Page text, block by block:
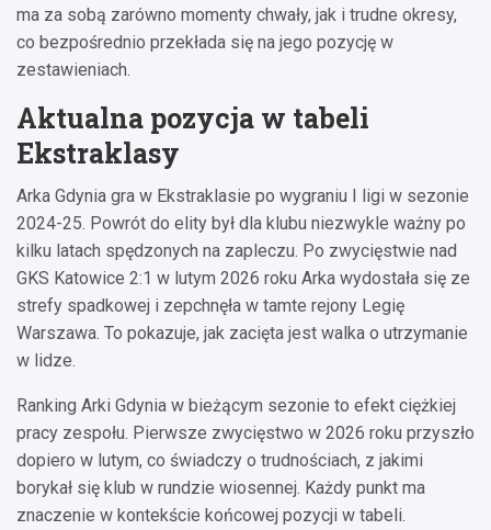
ma za sobą zarówno momenty chwały, jak i trudne okresy,
co bezpośrednio przekłada się na jego pozycję w
zestawieniach.
Aktualna pozycja w tabeli
Ekstraklasy
Arka Gdynia gra w Ekstraklasie po wygraniu I ligi w sezonie
2024-25. Powrót do elity był dla klubu niezwykle ważny po
kilku latach spędzonych na zapleczu. Po zwycięstwie nad
GKS Katowice 2:1 w lutym 2026 roku Arka wydostała się ze
strefy spadkowej i zepchnęła w tamte rejony Legię
Warszawa. To pokazuje, jak zacięta jest walka o utrzymanie
w lidze.
Ranking Arki Gdynia w bieżącym sezonie to efekt ciężkiej
pracy zespołu. Pierwsze zwycięstwo w 2026 roku przyszło
dopiero w lutym, co świadczy o trudnościach, z jakimi
borykał się klub w rundzie wiosennej. Każdy punkt ma
znaczenie w kontekście końcowej pozycji w tabeli.